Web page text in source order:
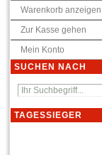
Warenkorb anzeigen
Zur Kasse gehen
Mein Konto
SUCHEN NACH
TAGESSIEGER